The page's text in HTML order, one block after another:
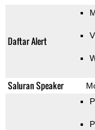
Daftar Alert
Saluran Speaker